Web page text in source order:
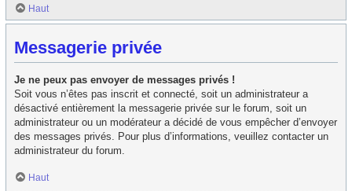
Haut
Messagerie privée
Je ne peux pas envoyer de messages privés !
Soit vous n’êtes pas inscrit et connecté, soit un administrateur a
désactivé entièrement la messagerie privée sur le forum, soit un
administrateur ou un modérateur a décidé de vous empêcher d’envoyer
des messages privés. Pour plus d’informations, veuillez contacter un
administrateur du forum.
Haut